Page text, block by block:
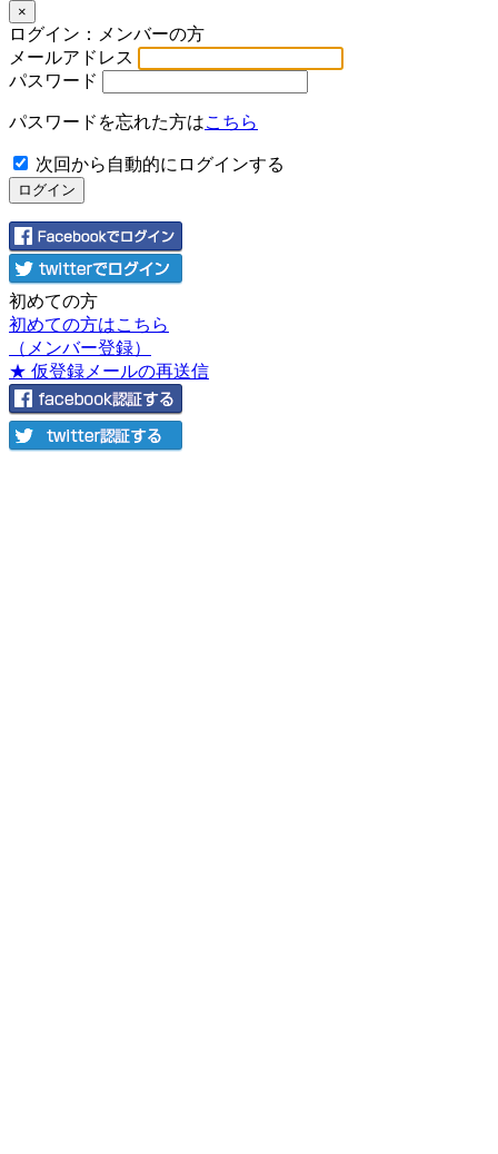
×
ログイン：メンバーの方
メールアドレス
パスワード
パスワードを忘れた方はこちら
次回から自動的にログインする
初めての方
初めての方はこちら
（メンバー登録）
★ 仮登録メールの再送信